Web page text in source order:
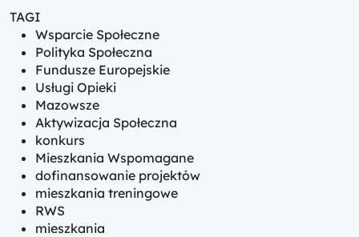
TAGI
Wsparcie Społeczne
Polityka Społeczna
Fundusze Europejskie
Usługi Opieki
Mazowsze
Aktywizacja Społeczna
konkurs
Mieszkania Wspomagane
dofinansowanie projektów
mieszkania treningowe
RWS
mieszkania